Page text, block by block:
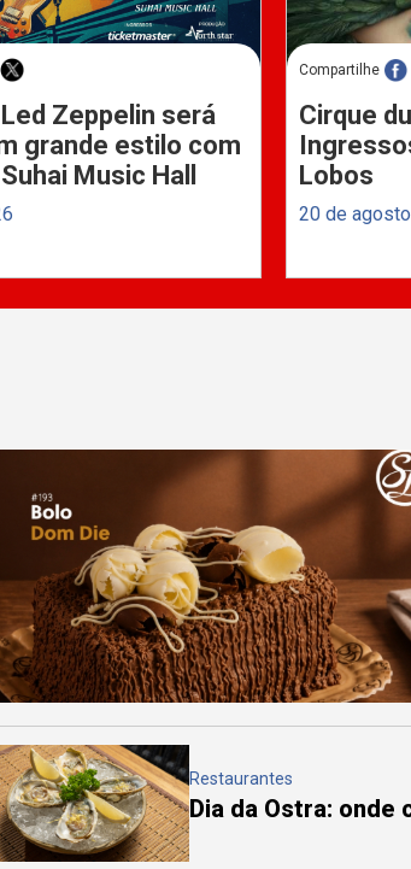
Zeppelin será
grande estilo com
Music Hall
Compartilhe
Cirque
Lobos
20 de
Restaurantes
Dia da Ostra: onde